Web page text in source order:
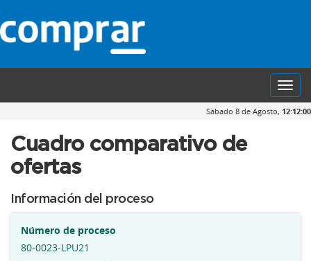
Sábado 8 de Agosto, 12:12:01
Cuadro comparativo de
ofertas
Información del proceso
Número de proceso
80-0023-LPU21